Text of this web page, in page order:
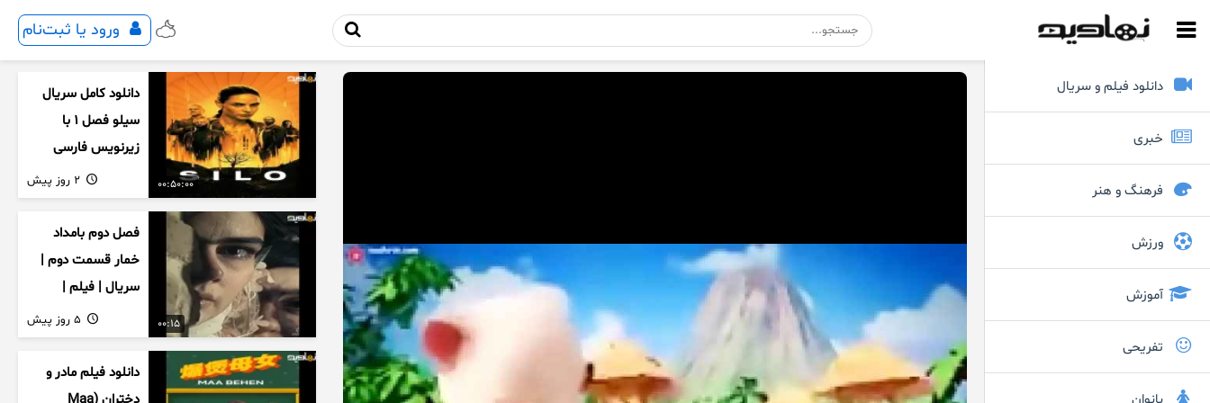
ورود یا ثبت‌نام
دانلود فیلم و سریال
خبری
فرهنگ و هنر
ورزش
آموزش
تفریحی
00:50:00
دانلود کامل سریال
سیلو فصل ۱ با
زیرنویس فارسی
00:15
فصل دوم بامداد
خمار قسمت دوم |
سریال | فیلم |
نمایش خانگی |
محبوبه | سینمایی
دانلود فیلم مادر و